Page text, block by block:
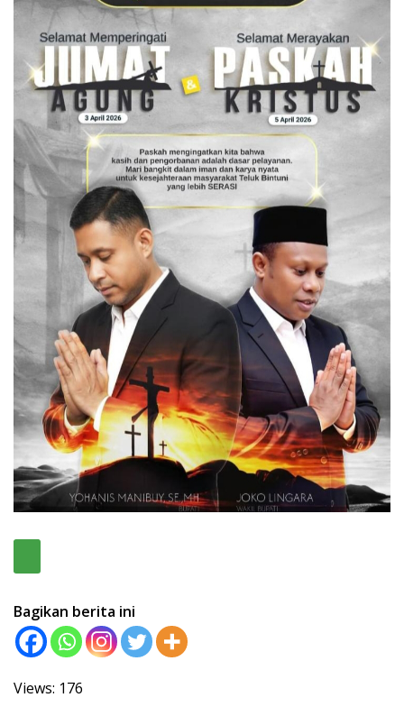
Bagikan berita ini
Views: 176